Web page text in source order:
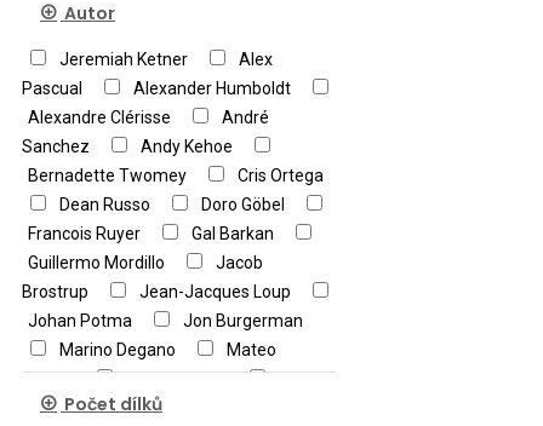
Autor
Jeremiah Ketner
Alex
Pascual
Alexander Humboldt
Alexandre Clérisse
André
Sanchez
Andy Kehoe
Bernadette Twomey
Cris Ortega
Dean Russo
Doro Göbel
Francois Ruyer
Gal Barkan
Guillermo Mordillo
Jacob
Brostrup
Jean-Jacques Loup
Johan Potma
Jon Burgerman
Marino Degano
Mateo
Dineen
Michael Ryba
Moy
Mackay
Norman O'Flynn
Počet dílků